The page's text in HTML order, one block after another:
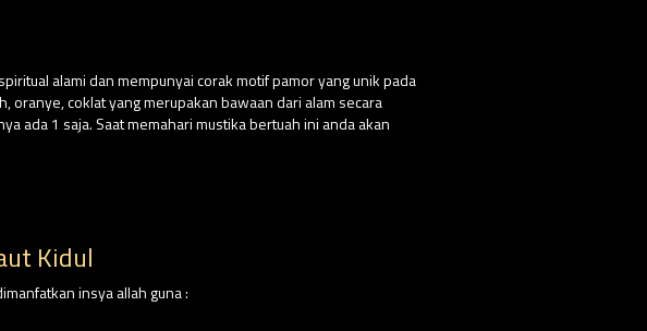
alami dan mempunyai corak motif pamor yang unik pada
oranye, coklat yang merupakan bawaan dari alam secara
ada 1 saja. Saat memahari mustika bertuah ini anda akan
Kidul
insya allah guna :